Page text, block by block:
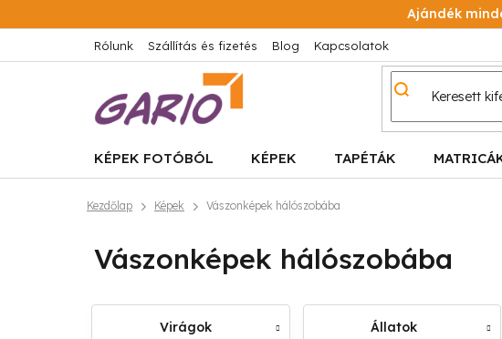
a
tartalomhoz
Ajándék
Rólunk Szállítás és fizetés Blog Kapcsolatok
KÉPEK FOTÓBÓL KÉPEK TAPÉTÁK
Kezdőlap Képek Vászonképek hálószobába
Vászonképek hálószobába
Virágok Állatok